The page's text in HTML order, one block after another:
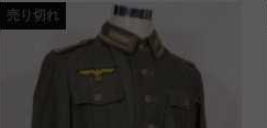
売り切れ